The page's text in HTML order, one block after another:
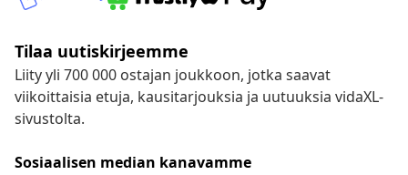
Tilaa uutiskirjeemme
Liity yli 700 000 ostajan joukkoon, jotka saavat
viikoittaisia etuja, kausitarjouksia ja uutuuksia vidaXL-
sivustolta.
Sosiaalisen median kanavamme